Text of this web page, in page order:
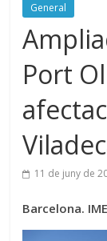
General
Port
11 de juny de
Barcelona.